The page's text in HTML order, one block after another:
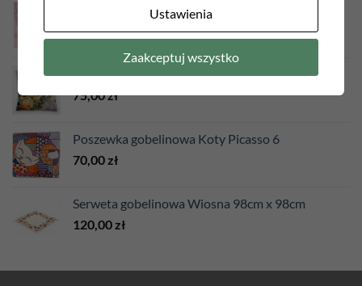
Poszewka gobelinowa Japonka Róż
75,00zł
Poszewka gobelinowa Ogród
75,00zł
Poszewka gobelinowa Koty Picasso 6
70,00 zł
Serweta gobelinowa Wiosna 98cm x 98cm
120,00 zł
Ustawienia
Zaakceptuj wszystko